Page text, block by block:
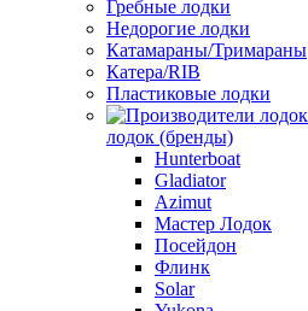
Гребные лодки
Недорогие лодки
Катамараны/Тримараны
Катера/RIB
Пластиковые лодки
лодок (бренды)
Hunterboat
Gladiator
Azimut
Мастер Лодок
Посейдон
Флинк
Solar